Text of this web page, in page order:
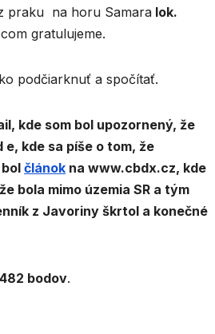
praku na horu Samara lok.
gratulujeme.
podčiarknuť a spočítať.
kde som bol upozornený, že
kde sa píše o tom, že
článok na www.cbdx.cz, kde
bola mimo územia SR a tým
z Javoriny škrtol a konečné
bodov.